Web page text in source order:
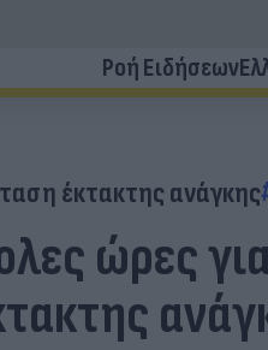
Ροή Ειδήσεων
έκτακτης ανάγκης
ώρες